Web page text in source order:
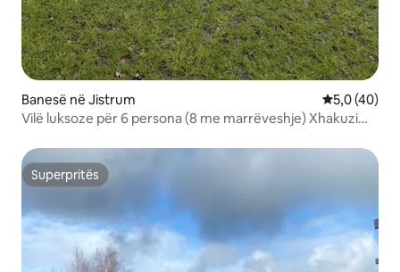
Banesë në Jistrum Vlerësimi
5,0 (40)
Vilë luksoze për 6 persona (8 me marrëveshje) Xhakuzi
Superpritës
Superpritës